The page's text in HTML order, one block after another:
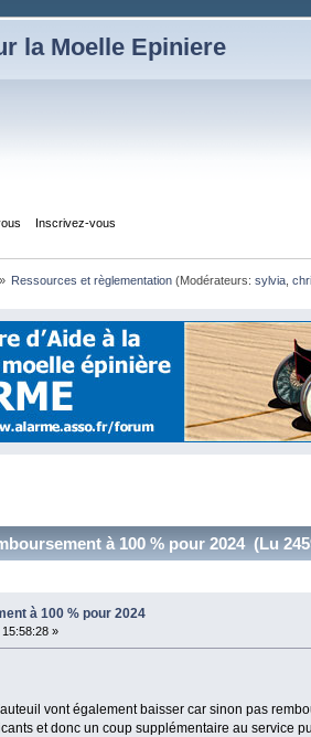
la Moelle Epiniere
Inscrivez-vous
Ressources et règlementation(Modérateurs: sylvia,
à 100 % pour 2024 (Lu
à 100 % pour 2024
»
vont également baisser car sinon pas
et donc un coup supplémentaire au service